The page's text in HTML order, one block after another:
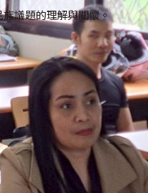
議題的理解與關懷。